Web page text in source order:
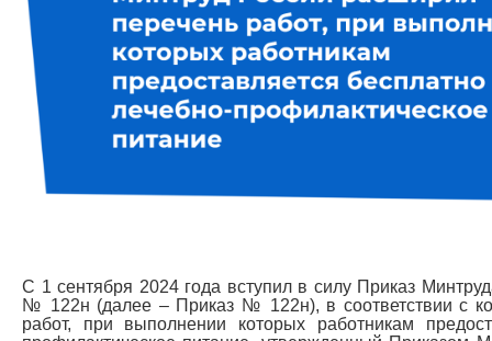
С 1 сентября 2024 года вступил в силу Приказ
№ 122н (далее – Приказ № 122н), в соответствии с
работ, при выполнении которых работникам